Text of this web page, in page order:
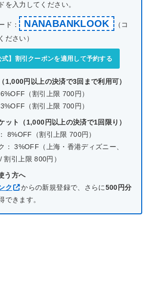
を入力してください。
ド： NANABANKLOOK
（コ
ださい）
式】割引クーポンを適用して予約する
1,000円以上の決済で3回まで利用可）
（割引上限 700円）
（割引上限 700円）
ット（1,000円以上の決済で1回限り）
8%OFF（割引上限 700円）
： 3%OFF（上海・香港ディズニー、
割引上限 800円）
う方へ
ク
からの新規登録で、さらに500円分
できます。